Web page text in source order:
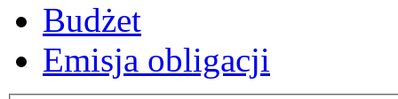
Budżet
Emisja obligacji